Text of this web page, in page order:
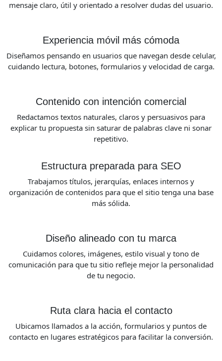
mensaje claro, útil y orientado a resolver dudas del usuario.
Experiencia móvil más cómoda
Diseñamos pensando en usuarios que navegan desde celular,
cuidando lectura, botones, formularios y velocidad de carga.
Contenido con intención comercial
Redactamos textos naturales, claros y persuasivos para
explicar tu propuesta sin saturar de palabras clave ni sonar
repetitivo.
Estructura preparada para SEO
Trabajamos títulos, jerarquías, enlaces internos y
organización de contenidos para que el sitio tenga una base
más sólida.
Diseño alineado con tu marca
Cuidamos colores, imágenes, estilo visual y tono de
comunicación para que tu sitio refleje mejor la personalidad
de tu negocio.
Ruta clara hacia el contacto
Ubicamos llamados a la acción, formularios y puntos de
contacto en lugares estratégicos para facilitar la conversión.